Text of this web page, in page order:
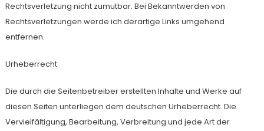
Rechtsverletzung nicht zumutbar. Bei Bekanntwerden von
Rechtsverletzungen werde ich derartige Links umgehend
entfernen.
Urheberrecht
Die durch die Seitenbetreiber erstellten Inhalte und Werke auf
diesen Seiten unterliegen dem deutschen Urheberrecht. Die
Vervielfältigung, Bearbeitung, Verbreitung und jede Art der